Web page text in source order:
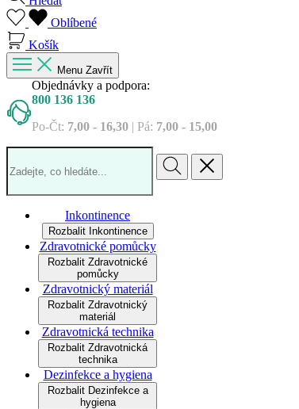
Oblíbené
Košík
Menu Zavřít
Objednávky a podpora:
800 136 136
Po‐Čt: 7,00 ‐ 16,30 | Pá: 7,00 ‐ 15,00
Inkontinence
Rozbalit Inkontinence
Zdravotnické pomůcky
Rozbalit Zdravotnické
pomůcky
Zdravotnický materiál
Rozbalit Zdravotnický
materiál
Zdravotnická technika
Rozbalit Zdravotnická
technika
Dezinfekce a hygiena
Rozbalit Dezinfekce a
hygiena